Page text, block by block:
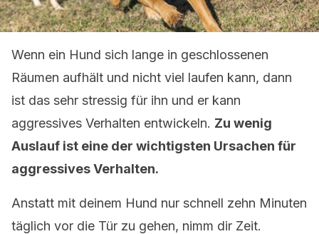
Wenn ein Hund sich lange in geschlossenen
Räumen aufhält und nicht viel laufen kann, dann
ist das sehr stressig für ihn und er kann
aggressives Verhalten entwickeln. Zu wenig
Auslauf ist eine der wichtigsten Ursachen für
aggressives Verhalten.
Anstatt mit deinem Hund nur schnell zehn Minuten
täglich vor die Tür zu gehen, nimm dir Zeit.